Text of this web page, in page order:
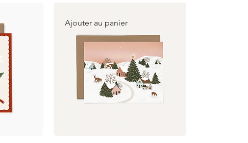
Ajouter au panier